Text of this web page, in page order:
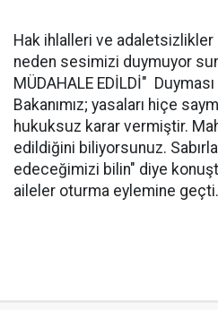
Hak ihlalleri ve adaletsizlikler
neden sesimizi duymuyor
MÜDAHALE EDİLDİ"
Bakanımız; yasaları hiçe
hukuksuz karar vermiştir.
edildiğini biliyorsunuz.
edeceğimizi bilin" diye
aileler oturma eylemine geçti.